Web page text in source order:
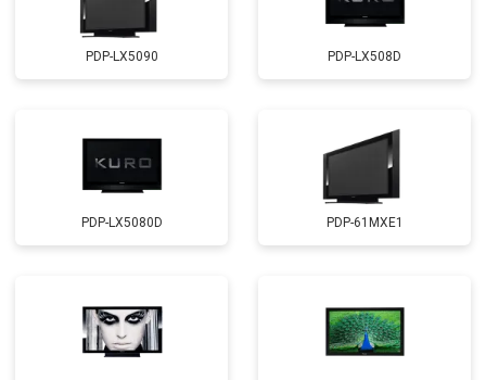
PDP-LX5090 PDP-LX508D
PDP-LX5080D PDP-61MXE1